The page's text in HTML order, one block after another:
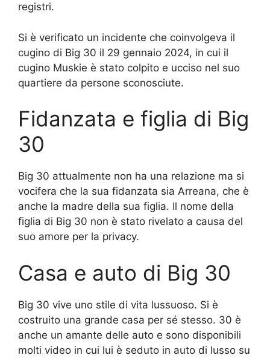
registri.
Si è verificato un incidente che coinvolgeva il
cugino di Big 30 il 29 gennaio 2024, in cui il
cugino Muskie è stato colpito e ucciso nel suo
quartiere da persone sconosciute.
Fidanzata e figlia di Big
30
Big 30 attualmente non ha una relazione ma si
vocifera che la sua fidanzata sia Arreana, che è
anche la madre della sua figlia. Il nome della
figlia di Big 30 non è stato rivelato a causa del
suo amore per la privacy.
Casa e auto di Big 30
Big 30 vive uno stile di vita lussuoso. Si è
costruito una grande casa per sé stesso. 30 è
anche un amante delle auto e sono disponibili
molti video in cui lui è seduto in auto di lusso su